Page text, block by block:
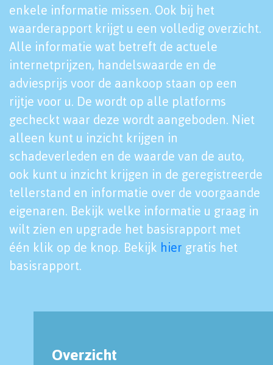
enkele informatie missen. Ook bij het
waarderapport krijgt u een volledig overzicht.
Alle informatie wat betreft de actuele
internetprijzen, handelswaarde en de
adviesprijs voor de aankoop staan op een
rijtje voor u. De wordt op alle platforms
gecheckt waar deze wordt aangeboden. Niet
alleen kunt u inzicht krijgen in
schadeverleden en de waarde van de auto,
ook kunt u inzicht krijgen in de geregistreerde
tellerstand en informatie over de voorgaande
eigenaren. Bekijk welke informatie u graag in
wilt zien en upgrade het basisrapport met
één klik op de knop. Bekijk hier gratis het
basisrapport.
Overzicht